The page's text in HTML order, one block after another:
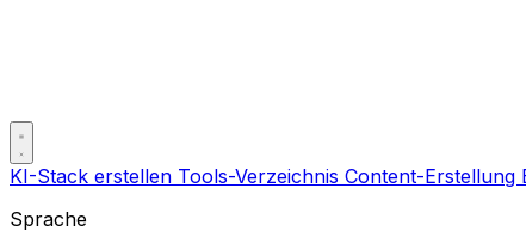
KI-Stack erstellen Tools-Verzeichnis Content-Erstellung
Sprache